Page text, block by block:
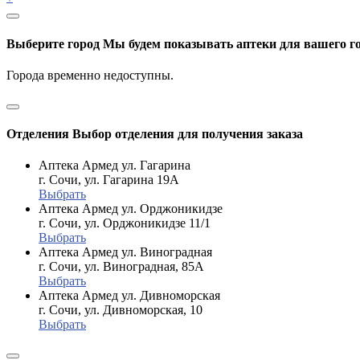
Выберите город Мы будем показывать аптеки для вашего
Города временно недоступны.
Отделения Выбор отделения для получения заказа
Аптека Армед ул. Гагарина
г. Сочи, ул. Гагарина 19А
Выбрать
Аптека Армед ул. Орджоникидзе
г. Сочи, ул. Орджоникидзе 11/1
Выбрать
Аптека Армед ул. Виноградная
г. Сочи, ул. Виноградная, 85А
Выбрать
Аптека Армед ул. Дивноморская
г. Сочи, ул. Дивноморская, 10
Выбрать